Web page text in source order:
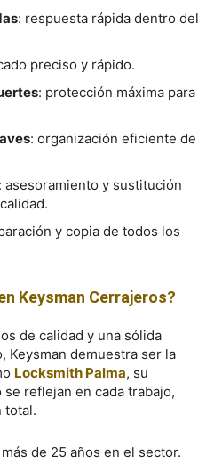
: respuesta rápida dentro del
preciso y rápido.
: protección máxima para
: organización eficiente de
: asesoramiento y sustitución
y copia de todos los
Keysman Cerrajeros?
de calidad y una sólida
Keysman demuestra ser la
Locksmith Palma, su
reflejan en cada trabajo,
total.
más de 25 años en el sector.